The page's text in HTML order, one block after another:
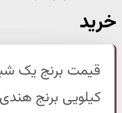
خرید
کیلویی برنج